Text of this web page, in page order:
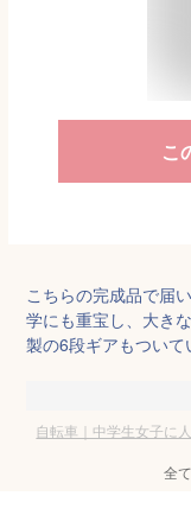
こ
こちらの完成品で届
学にも重宝し、大き
製の6段ギアもついて
自転車｜中学生女子に
全